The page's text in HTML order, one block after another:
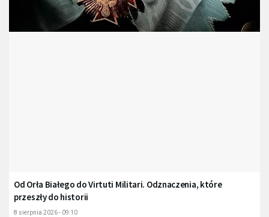
Od Orła Białego do Virtuti Militari. Odznaczenia, które
przeszły do historii
8 sierpnia 2026 - 09:10